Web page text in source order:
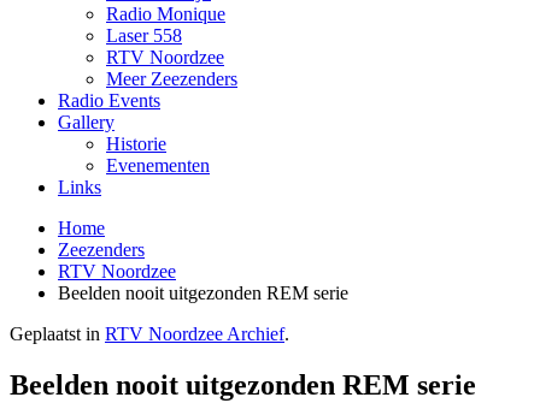
Radio Monique
Laser 558
RTV Noordzee
Meer Zeezenders
Radio Events
Gallery
Historie
Evenementen
Links
Home
Zeezenders
RTV Noordzee
Beelden nooit uitgezonden REM serie
Geplaatst in RTV Noordzee Archief.
Beelden nooit uitgezonden REM serie